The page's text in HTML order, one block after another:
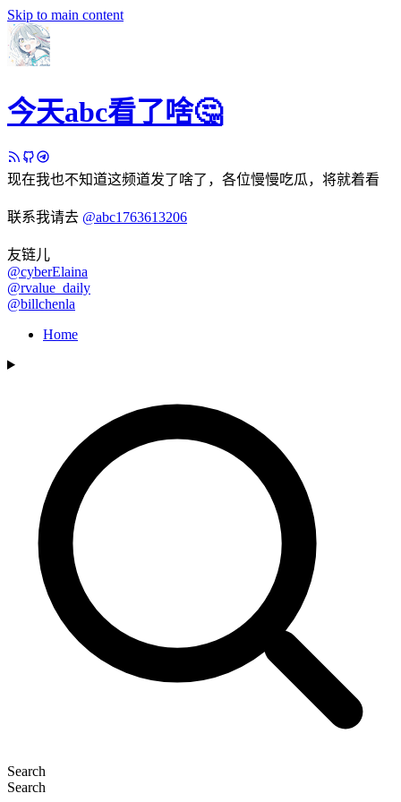
Skip to main content
今天abc看了啥🤔
现在我也不知道这频道发了啥了，各位慢慢吃瓜，将就着看
联系我请去 @abc1763613206
友链儿
@cyberElaina
@rvalue_daily
@billchenla
Home
Search
Search